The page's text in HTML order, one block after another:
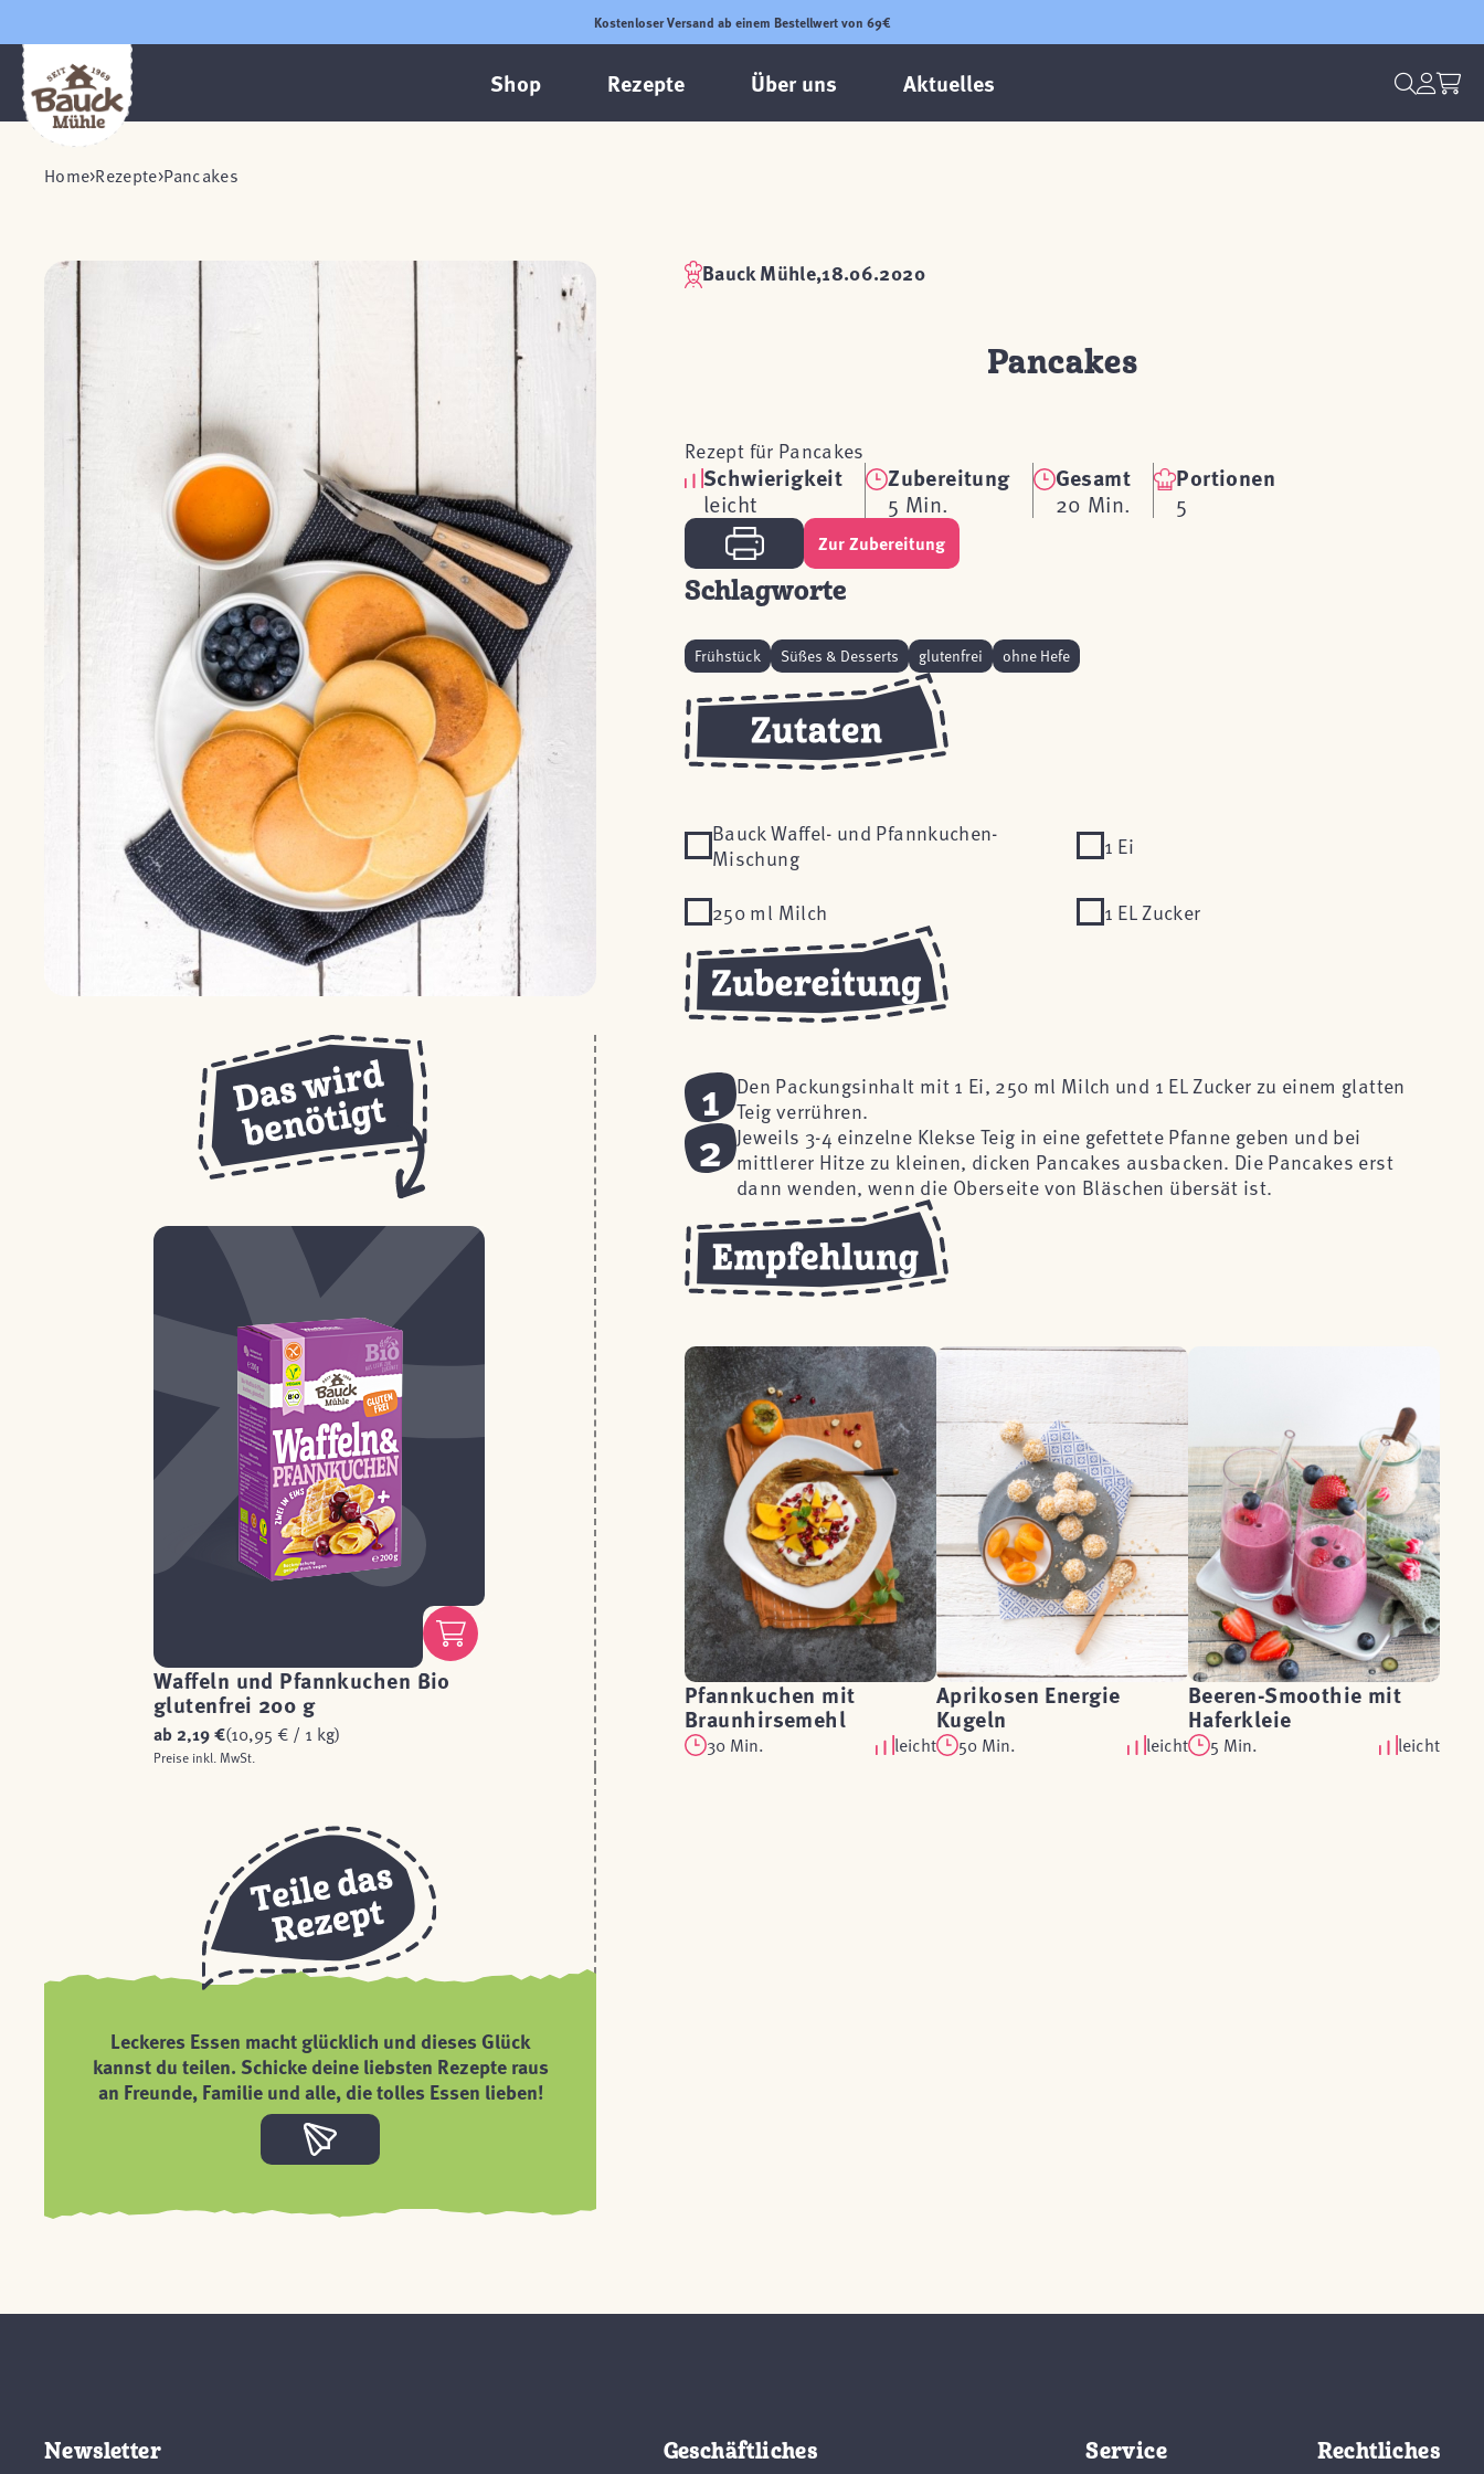
Kostenloser Versand ab einem Bestellwert von 69€
Shop Rezepte Über uns Aktuelles
Home Rezepte Pancakes
Waffeln und Pfannkuchen Bio
glutenfrei 200 g
ab 2,19 €(10,95 € / 1 kg)
Preise inkl. MwSt.
Leckeres Essen macht glücklich und dieses Glück
kannst du teilen. Schicke deine liebsten Rezepte raus
an Freunde, Familie und alle, die tolles Essen lieben!
Bauck Mühle,18.06.2020
Pancakes
Rezept für Pancakes
Schwierigkeit
leicht
Zubereitung
5 Min.
Gesamt
20 Min.
Portionen
5
Zur Zubereitung
Schlagworte
Frühstück Süßes & Desserts glutenfrei ohne Hefe
Bauck Waffel- und Pfannkuchen-
Mischung
1 Ei
250 ml Milch 1 EL Zucker
1
Den Packungsinhalt mit 1 Ei, 250 ml Milch und 1 EL Zucker zu einem glatten
Teig verrühren.
2 Jeweils 3-4 einzelne Klekse Teig in eine gefettete Pfanne geben und bei
mittlerer Hitze zu kleinen, dicken Pancakes ausbacken. Die Pancakes erst
dann wenden, wenn die Oberseite von Bläschen übersät ist.
Pfannkuchen mit
Braunhirsemehl
30 Min. leicht
Aprikosen Energie
Kugeln
50 Min. leicht
Beeren-Smoothie mit
Haferkleie
5 Min. leicht
Newsletter Geschäftliches Service Rechtliches